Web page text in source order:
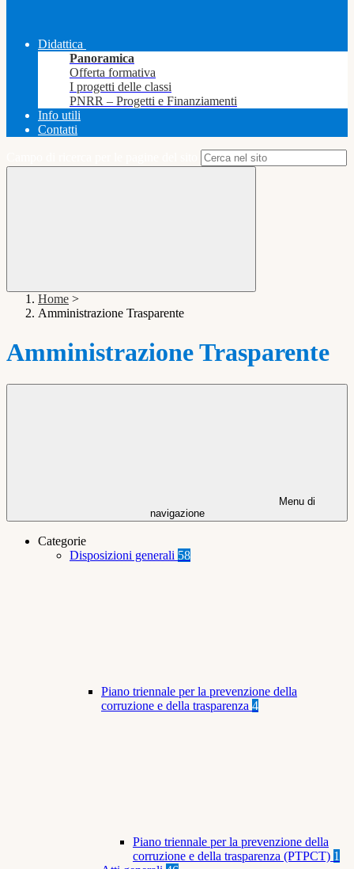
Didattica
Panoramica
Offerta formativa
I progetti delle classi
PNRR – Progetti e Finanziamenti
Info utili
Contatti
Home >
Amministrazione Trasparente
Amministrazione Trasparente
Menu di
navigazione
Categorie
Disposizioni generali 58
Piano triennale per la prevenzione della
corruzione e della trasparenza 4
Piano triennale per la prevenzione della
corruzione e della trasparenza (PTPCT) 1